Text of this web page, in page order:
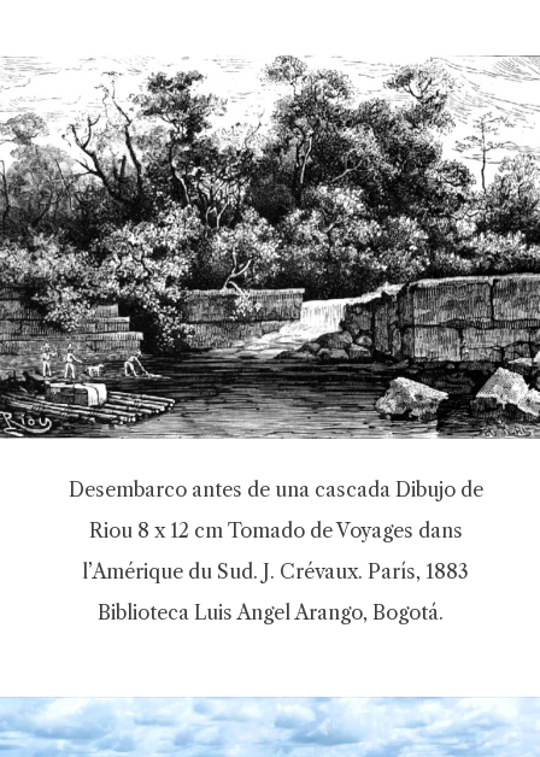
Desembarco antes de una cascada Dibujo de
Riou 8 x 12 cm Tomado de Voyages dans
l’Amérique du Sud. J. Crévaux. París, 1883
Biblioteca Luis Angel Arango, Bogotá.